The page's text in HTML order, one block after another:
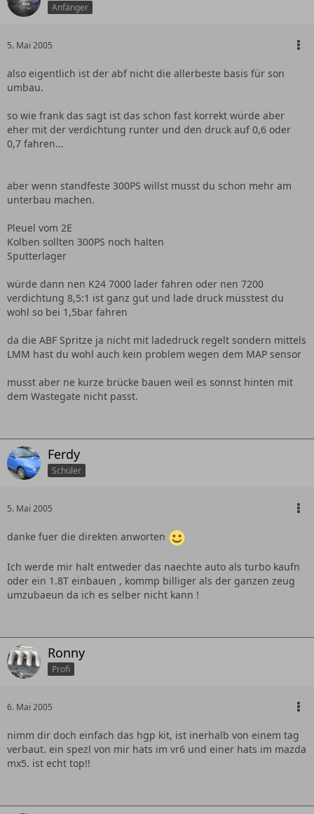
Anfänger
5. Mai 2005
also eigentlich ist der abf nicht die allerbeste basis für son
umbau.
so wie frank das sagt ist das schon fast korrekt würde aber
eher mit der verdichtung runter und den druck auf 0,6 oder
0,7 fahren...
aber wenn standfeste 300PS willst musst du schon mehr am
unterbau machen.
Pleuel vom 2E
Kolben sollten 300PS noch halten
Sputterlager
würde dann nen K24 7000 lader fahren oder nen 7200
verdichtung 8,5:1 ist ganz gut und lade druck müsstest du
wohl so bei 1,5bar fahren
da die ABF Spritze ja nicht mit ladedruck regelt sondern mittels
LMM hast du wohl auch kein problem wegen dem MAP sensor
musst aber ne kurze brücke bauen weil es sonnst hinten mit
dem Wastegate nicht passt.
Ferdy
Schüler
5. Mai 2005
danke fuer die direkten anworten
Ich werde mir halt entweder das naechte auto als turbo kaufn
oder ein 1.8T einbauen , kommp billiger als der ganzen zeug
umzubaeun da ich es selber nicht kann !
Ronny
Profi
6. Mai 2005
nimm dir doch einfach das hgp kit, ist inerhalb von einem tag
verbaut. ein spezl von mir hats im vr6 und einer hats im mazda
mx5. ist echt top!!